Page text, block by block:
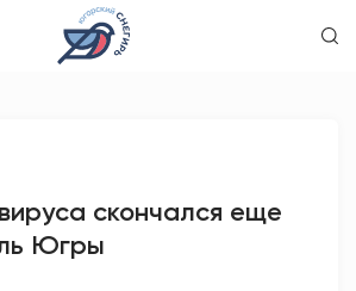
ОБРАЗОВАНИЕ
скончался еще
Югры